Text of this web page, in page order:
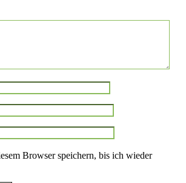
Browser speichern, bis ich wieder